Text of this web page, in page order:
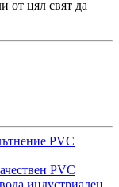
от цял ​​свят да
PVC
PVC